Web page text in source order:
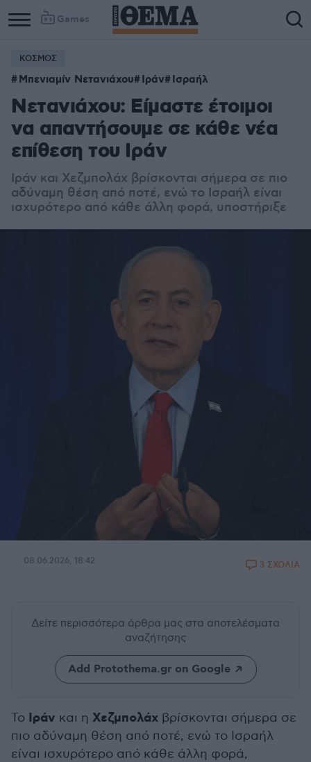
Games
ΚΟΣΜΟΣ
Μπενιαμίν Νετανιάχου Ιράν Ισραήλ
Νετανιάχου: Είμαστε έτοιμοι
να απαντήσουμε σε κάθε νέα
επίθεση του Ιράν
Ιράν και Χεζμπολάχ βρίσκονται σήμερα σε πιο
αδύναμη θέση από ποτέ, ενώ το Ισραήλ είναι
ισχυρότερο από κάθε άλλη φορά, υποστήριξε
08.06.2026, 18:42 3 ΣΧΟΛΙΑ
Δείτε περισσότερα άρθρα μας στα αποτελέσματα
αναζήτησης
Add Protothema.gr on Google
Το Ιράν και η Χεζμπολάχ βρίσκονται σήμερα σε
πιο αδύναμη θέση από ποτέ, ενώ το Ισραήλ
είναι ισχυρότερο από κάθε άλλη φορά,